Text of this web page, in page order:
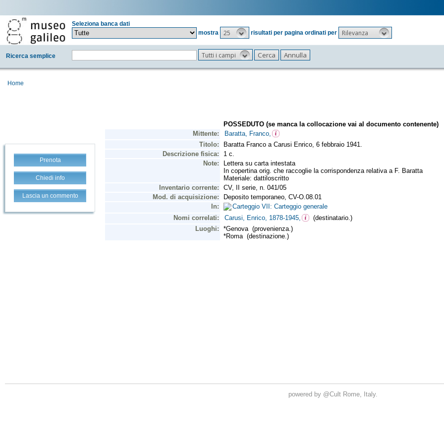
Seleziona banca dati
mostra
25 risultati per pagina ordinati per Rilevanza
Ricerca semplice Tutti i campi
Home
Prenota
Chiedi info
Lascia un commento
powered by @Cult Rome, Italy.